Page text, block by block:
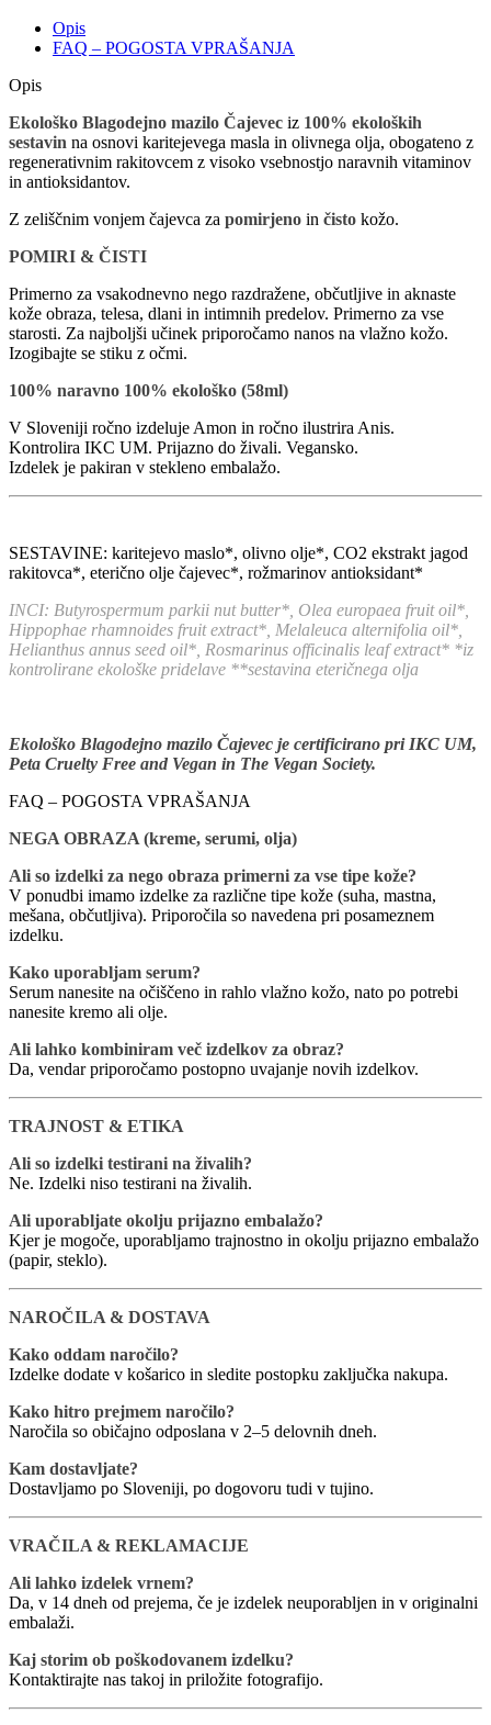
Opis
FAQ – POGOSTA VPRAŠANJA
Opis
Ekološko Blagodejno mazilo Čajevec iz 100% ekoloških
sestavin na osnovi karitejevega masla in olivnega olja, obogateno z
regenerativnim rakitovcem z visoko vsebnostjo naravnih vitaminov
in antioksidantov.
Z zeliščnim vonjem čajevca za pomirjeno in čisto kožo.
POMIRI & ČISTI
Primerno za vsakodnevno nego razdražene, občutljive in aknaste
kože obraza, telesa, dlani in intimnih predelov. Primerno za vse
starosti. Za najboljši učinek priporočamo nanos na vlažno kožo.
Izogibajte se stiku z očmi.
100% naravno 100% ekološko (58ml)
V Sloveniji ročno izdeluje Amon in ročno ilustrira Anis.
Kontrolira IKC UM. Prijazno do živali. Vegansko.
Izdelek je pakiran v stekleno embalažo.
SESTAVINE: karitejevo maslo*, olivno olje*, CO2 ekstrakt jagod
rakitovca*, eterično olje čajevec*, rožmarinov antioksidant*
INCI: Butyrospermum parkii nut butter*, Olea europaea fruit oil*,
Hippophae rhamnoides fruit extract*, Melaleuca alternifolia oil*,
Helianthus annus seed oil*, Rosmarinus officinalis leaf extract* *iz
kontrolirane ekološke pridelave **sestavina eteričnega olja
Ekološko Blagodejno mazilo Čajevec je certificirano pri IKC UM,
Peta Cruelty Free and Vegan in The Vegan Society.
FAQ – POGOSTA VPRAŠANJA
NEGA OBRAZA (kreme, serumi, olja)
Ali so izdelki za nego obraza primerni za vse tipe kože?
V ponudbi imamo izdelke za različne tipe kože (suha, mastna,
mešana, občutljiva). Priporočila so navedena pri posameznem
izdelku.
Kako uporabljam serum?
Serum nanesite na očiščeno in rahlo vlažno kožo, nato po potrebi
nanesite kremo ali olje.
Ali lahko kombiniram več izdelkov za obraz?
Da, vendar priporočamo postopno uvajanje novih izdelkov.
TRAJNOST & ETIKA
Ali so izdelki testirani na živalih?
Ne. Izdelki niso testirani na živalih.
Ali uporabljate okolju prijazno embalažo?
Kjer je mogoče, uporabljamo trajnostno in okolju prijazno embalažo
(papir, steklo).
NAROČILA & DOSTAVA
Kako oddam naročilo?
Izdelke dodate v košarico in sledite postopku zaključka nakupa.
Kako hitro prejmem naročilo?
Naročila so običajno odposlana v 2–5 delovnih dneh.
Kam dostavljate?
Dostavljamo po Sloveniji, po dogovoru tudi v tujino.
VRAČILA & REKLAMACIJE
Ali lahko izdelek vrnem?
Da, v 14 dneh od prejema, če je izdelek neuporabljen in v originalni
embalaži.
Kaj storim ob poškodovanem izdelku?
Kontaktirajte nas takoj in priložite fotografijo.